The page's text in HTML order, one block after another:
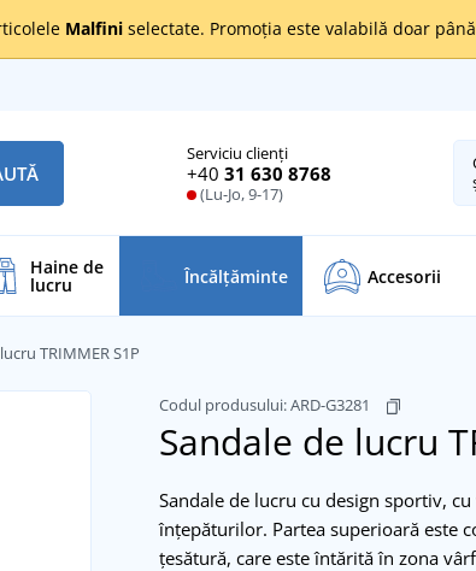
Malfini selectate. Promoția este valabilă doar
Serviciu clienți
+40 31 630 8768
(Lu-Jo, 9-17)
Haine de
lucru Încălţăminte Accesorii
TRIMMER S1P
Codul produsului:ARD-G3281
Sandale de lucru
Sandale de lucru cu design sportiv,
înțepăturilor. Partea superioară este
țesătură, care este întărită în zona